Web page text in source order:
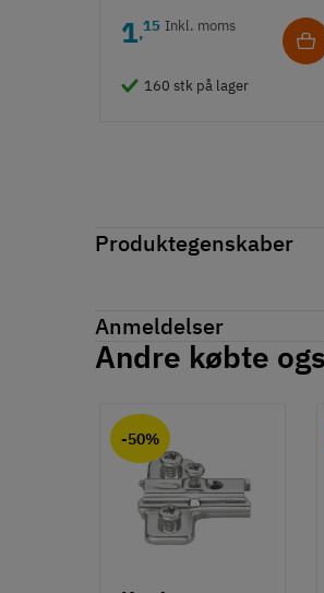
1,15 Inkl. moms
160 stk på lager
Produktegenskaber
Tilstand Ny
Anmeldelser
Andre købte
-50%